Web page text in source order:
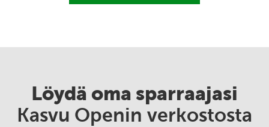
Löydä oma sparraajasi
Kasvu Openin verkostosta